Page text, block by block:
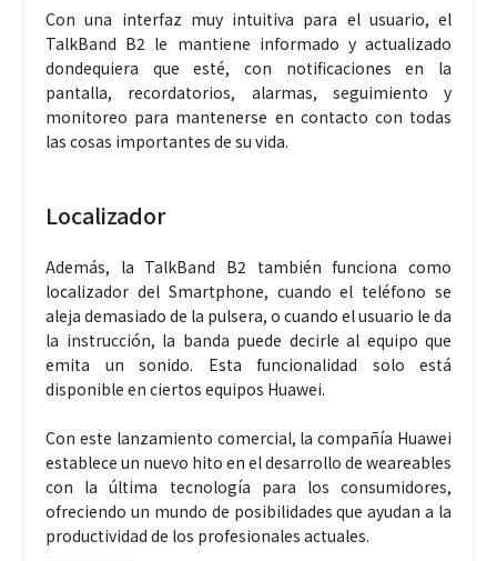
Con una interfaz muy intuitiva para el usuario, el
TalkBand B2 le mantiene informado y actualizado
dondequiera que esté, con notificaciones en la
pantalla, recordatorios, alarmas, seguimiento y
monitoreo para mantenerse en contacto con todas
las cosas importantes de su vida.
Localizador
Además, la TalkBand B2 también funciona como
localizador del Smartphone, cuando el teléfono se
aleja demasiado de la pulsera, o cuando el usuario le da
la instrucción, la banda puede decirle al equipo que
emita un sonido. Esta funcionalidad solo está
disponible en ciertos equipos Huawei.
Con este lanzamiento comercial, la compañía Huawei
establece un nuevo hito en el desarrollo de weareables
con la última tecnología para los consumidores,
ofreciendo un mundo de posibilidades que ayudan a la
productividad de los profesionales actuales.